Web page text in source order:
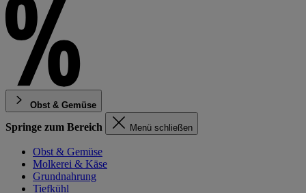
Obst & Gemüse
Springe zum Bereich Menü schließen
Obst & Gemüse
Molkerei & Käse
Grundnahrung
Tiefkühl